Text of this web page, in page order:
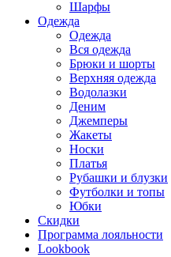
Шарфы
Одежда
Одежда
Вся одежда
Брюки и шорты
Верхняя одежда
Водолазки
Деним
Джемперы
Жакеты
Носки
Платья
Рубашки и блузки
Футболки и топы
Юбки
Скидки
Программа лояльности
Lookbook